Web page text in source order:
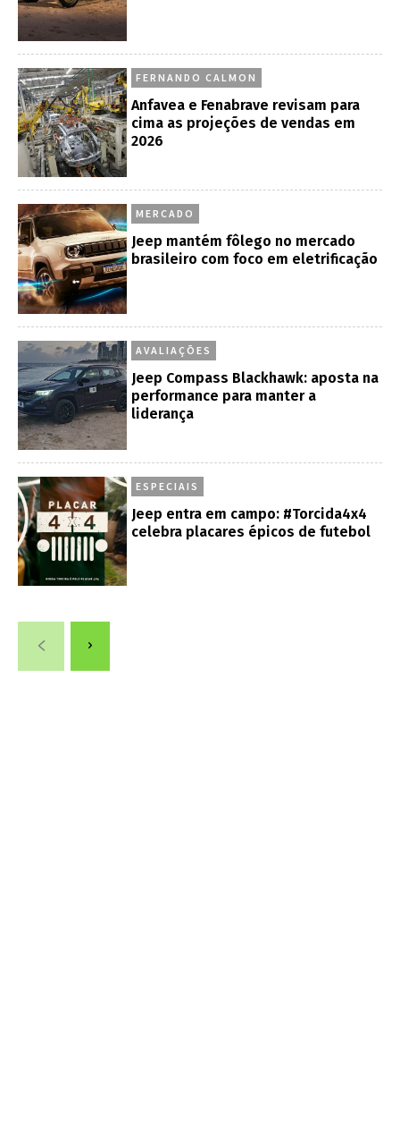
FERNANDO CALMON
Anfavea e Fenabrave revisam para
cima as projeções de vendas em
2026
MERCADO
Jeep mantém fôlego no mercado
brasileiro com foco em eletrificação
AVALIAÇÕES
Jeep Compass Blackhawk: aposta na
performance para manter a
liderança
ESPECIAIS
Jeep entra em campo: #Torcida4x4
celebra placares épicos de futebol